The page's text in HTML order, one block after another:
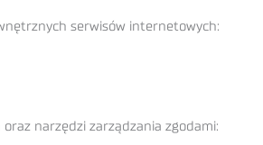
serwisów internetowych:
narzędzi zarządzania zgodami: